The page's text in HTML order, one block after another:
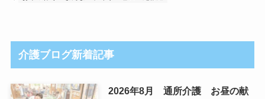
介護ブログ新着記事
2026年8月 通所介護 お昼の献